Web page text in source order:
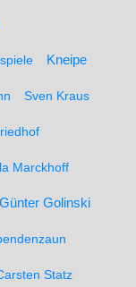
Kneipe
Sven Kraus
Marckhoff
Golinski
Statz